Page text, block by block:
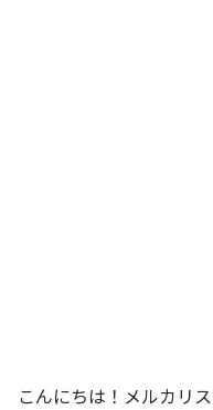
こんにちは！メルカリ